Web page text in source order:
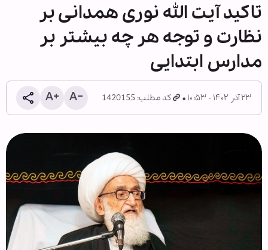
تاکید آیت الله نوری همدانی بر
نظارت و توجه هر چه بیشتر بر
مدارس ابتدایی
۲۳ آذر ۱۴۰۲ - ۱۰:۵۳ کد مطلب: 1420155